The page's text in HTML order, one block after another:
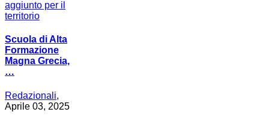
Scuola di Alta
Formazione
Magna Grecia,
…
Redazionali,
Aprile 03, 2025